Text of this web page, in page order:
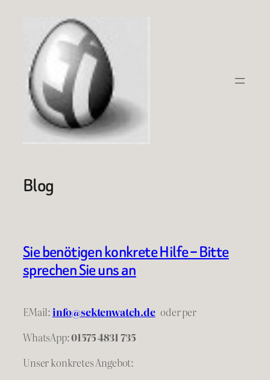
springen
Blog
Sie benötigen konkrete Hilfe – Bitte
sprechen Sie uns an
EMail:info@sektenwatch.de oderper
WhatsApp:01575 4831 735
Unser konkretes Angebot: